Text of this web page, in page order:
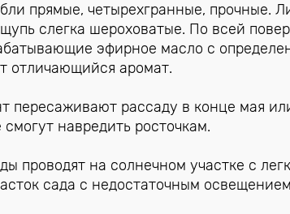
прямые, четырехгранные, прочные.
слегка шероховатые. По всей
эфирное масло с
отличающийся аромат.
пересаживают рассаду в конце мая
навредить росточкам.
проводят на солнечном участке с
сада с недостаточным